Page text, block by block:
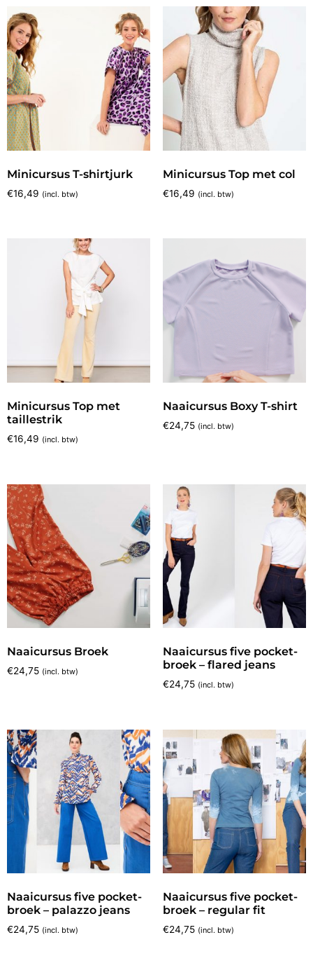
Minicursus T-shirtjurk
€16,49 (incl. btw)
Minicursus Top met col
€16,49 (incl. btw)
Minicursus Top met
taillestrik
€16,49 (incl. btw)
Naaicursus Boxy T-shirt
€24,75 (incl. btw)
Naaicursus Broek
€24,75 (incl. btw)
Naaicursus five pocket-
broek – flared jeans
€24,75 (incl. btw)
Naaicursus five pocket-
broek – palazzo jeans
€24,75 (incl. btw)
Naaicursus five pocket-
broek – regular fit
€24,75 (incl. btw)